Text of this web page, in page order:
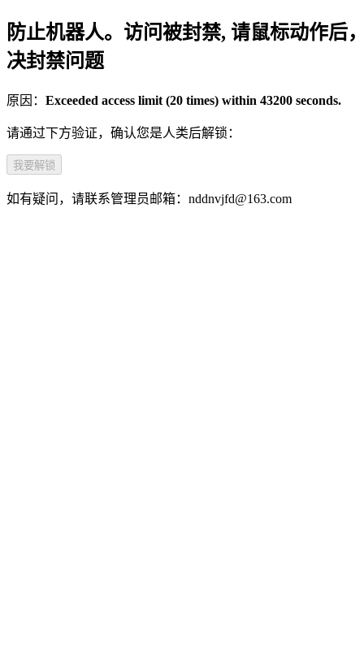
防止机器人。访问被封禁, 请鼠标动作后
决封禁问题
原因： Exceeded access limit (20 times) within 43200 seconds.
请通过下方验证，确认您是人类后解锁：
我要解锁
如有疑问，请联系管理员邮箱：nddnvjfd@163.com